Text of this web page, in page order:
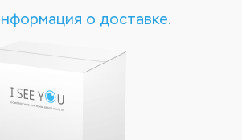
о доставке.